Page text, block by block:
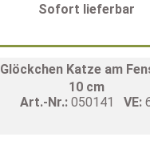
Sofort lieferbar
Glöckchen Katze am
10 cm
Art.-Nr.: 050141 VE: